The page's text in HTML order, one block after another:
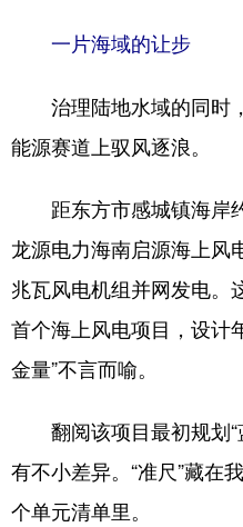
一片海域的让步
治理陆地水域的同时
能源赛道上驭风逐浪。
距东方市感城镇海岸
龙源电力海南启源海上风
兆瓦风电机组并网发电。
首个海上风电项目，设计
金量”不言而喻。
翻阅该项目最初规划“
有不小差异。“准尺”藏在
个单元清单里。